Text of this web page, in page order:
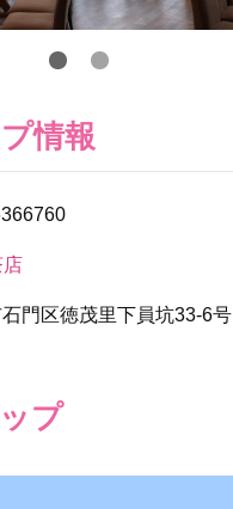
情報
店
門区徳茂里下員坑33-6号
プ